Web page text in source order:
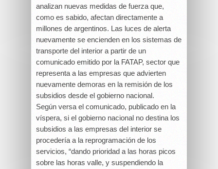
analizan nuevas medidas de fuerza que,
como es sabido, afectan directamente a
millones de argentinos. Las luces de alerta
nuevamente se encienden en los sistemas de
transporte del interior a partir de un
comunicado emitido por la FATAP, sector que
representa a las empresas que advierten
nuevamente demoras en la remisión de los
subsidios desde el gobierno nacional.
Según versa el comunicado, publicado en la
víspera, si el gobierno nacional no destina los
subsidios a las empresas del interior se
procedería a la reprogramación de los
servicios, “dando prioridad a las horas picos
sobre las horas valle, y suspendiendo la